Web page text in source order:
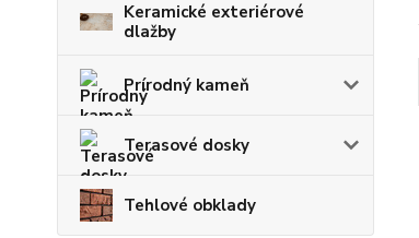
Keramické exteriérové
dlažby
Prírodný kameň
Terasové dosky
Tehlové obklady